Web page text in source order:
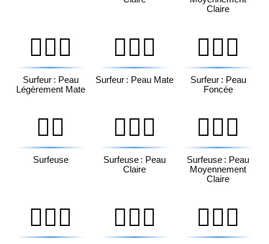
Claire
🏄🏽‍♂️
Surfeur : Peau
Légèrement Mate
🏄🏾‍♂️
Surfeur : Peau Mate
🏄🏿‍♂️
Surfeur : Peau
Foncée
🏄‍♀️
Surfeuse
🏄🏻‍♀️
Surfeuse : Peau
Claire
🏄🏼‍♀️
Surfeuse : Peau
Moyennement
Claire
🏄🏽‍♀️ 🏄🏾‍♀️ 🏄🏿‍♀️